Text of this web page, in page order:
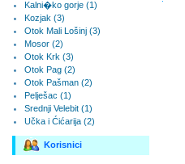
Kalni�ko gorje (1)
Kozjak (3)
Otok Mali Lošinj (3)
Mosor (2)
Otok Krk (3)
Otok Pag (2)
Otok Pašman (2)
Pelješac (1)
Srednji Velebit (1)
Učka i Ćićarija (2)
Korisnici